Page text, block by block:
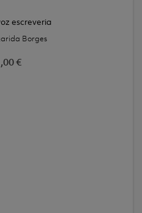
escreveria
Borges
€